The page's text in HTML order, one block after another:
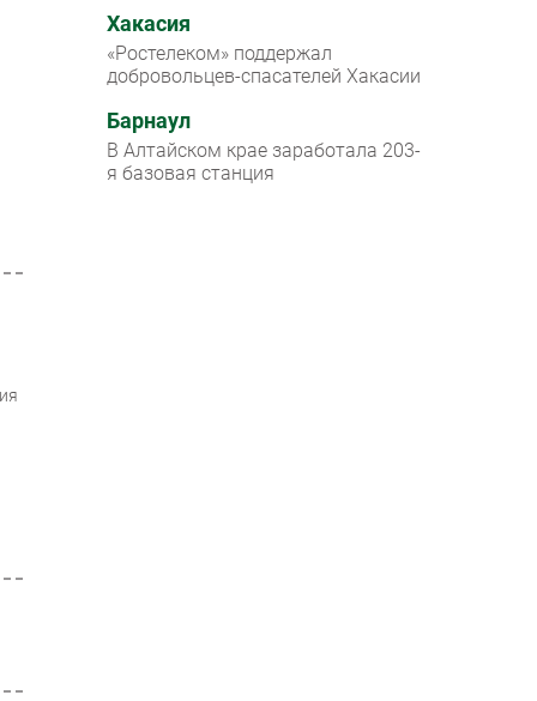
Хакасия
«Ростелеком» поддержал
добровольцев-спасателей Хакасии
Барнаул
В Алтайском крае заработала 203-
я базовая станция